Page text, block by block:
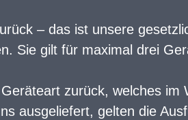
– das ist unsere
Sie gilt für maximal drei
zurück, welches im
ausgeliefert, gelten die